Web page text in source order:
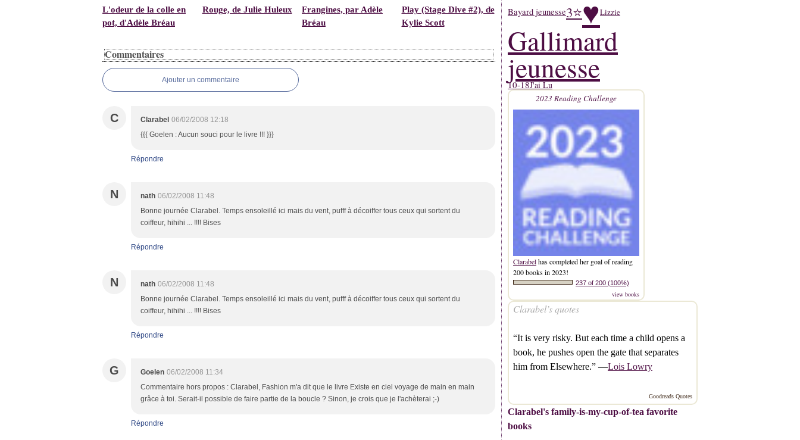
L'odeur de la colle en
pot, d'Adèle Bréau
Rouge, de Julie Huleux
Frangines, par Adèle
Bréau
Play (Stage Dive #2), de
Kylie Scott
Commentaires
Ajouter un commentaire
C Clarabel 06/02/2008 12:18
{{{ Goelen : Aucun souci pour le livre !!! }}}
Répondre
N nath 06/02/2008 11:48
Bonne journée Clarabel. Temps ensoleillé ici mais du vent, pufff à décoiffer tous ceux qui sortent du
coiffeur, hihihi ... !!!! Bises
Répondre
N nath 06/02/2008 11:48
Bonne journée Clarabel. Temps ensoleillé ici mais du vent, pufff à décoiffer tous ceux qui sortent du
coiffeur, hihihi ... !!!! Bises
Répondre
G Goelen 06/02/2008 11:34
Commentaire hors propos : Clarabel, Fashion m'a dit que le livre Existe en ciel voyage de main en main
grâce à toi. Serait-il possible de faire partie de la boucle ? Sinon, je crois que je l'achèterai ;-)
Répondre
Bayard jeunesse3⭐♥Lizzie
Gallimard
jeunesse
10-18J'ai Lu
2023 Reading Challenge
Clarabelhas completed her goal of reading
200 books in 2023!
237 of 200 (100%)
view books
Clarabel’s quotes
“It is very risky. But each time a child opens a
book, he pushes open the gate that separates
him from Elsewhere.” —Lois Lowry
Goodreads Quotes
Clarabel's family-is-my-cup-of-tea favorite
books